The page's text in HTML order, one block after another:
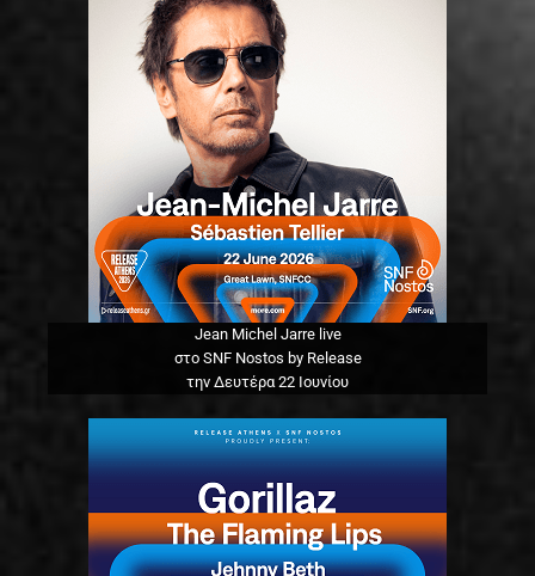
Jean Michel Jarre live
στο SNF Nostos by Release
την Δευτέρα 22 Ιουνίου